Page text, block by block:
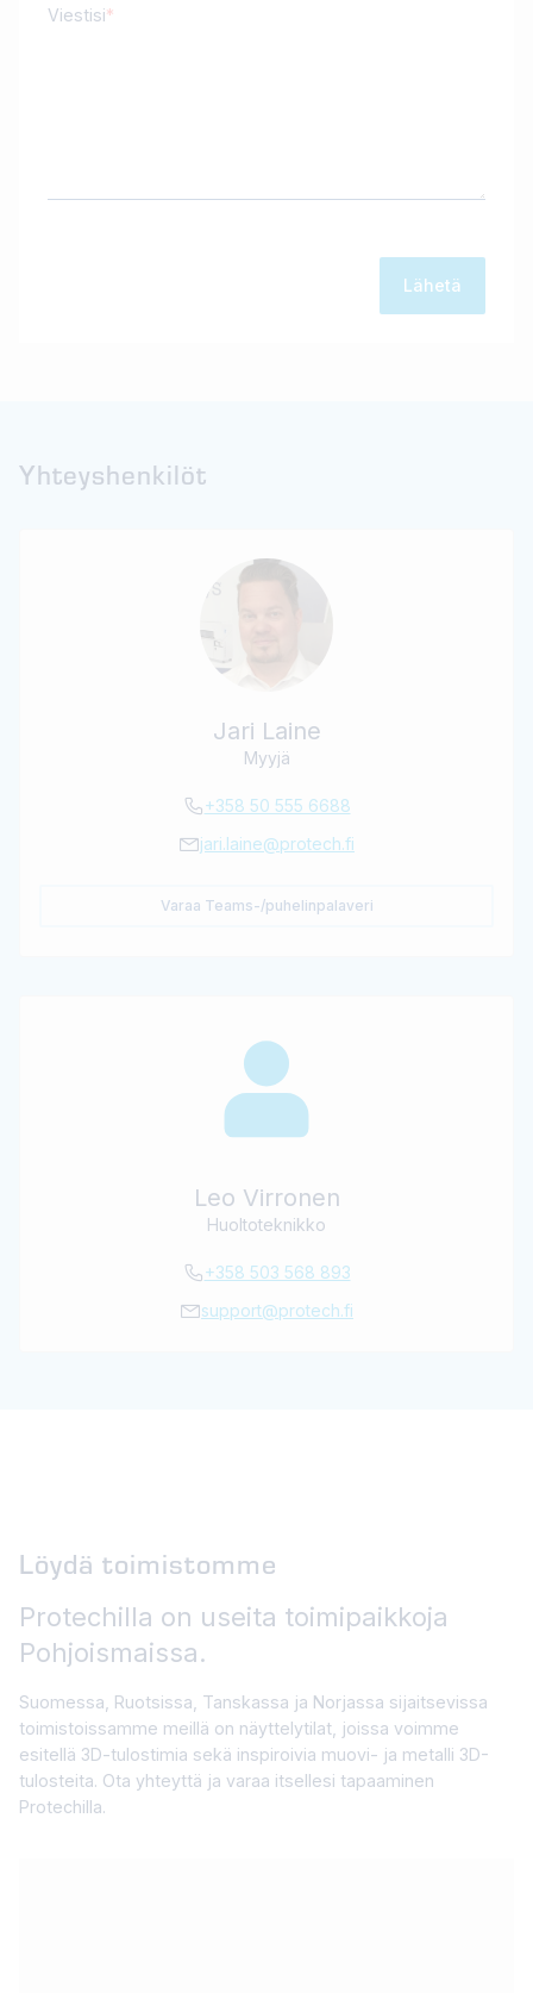
Viestisi
Yhteyshenkilöt
Jari Laine
Myyjä
+358 50 555 6688
jari.laine@protech.fi
Varaa Teams-/puhelinpalaveri
Leo Virronen
Huoltoteknikko
+358 503 568 893
support@protech.fi
Löydä toimistomme
Protechilla on useita toimipaikkoja
Pohjoismaissa.
Suomessa, Ruotsissa, Tanskassa ja Norjassa sijaitsevissa
toimistoissamme meillä on näyttelytilat, joissa voimme
esitellä 3D-tulostimia sekä inspiroivia muovi- ja metalli 3D-
tulosteita. Ota yhteyttä ja varaa itsellesi tapaaminen
Protechilla.